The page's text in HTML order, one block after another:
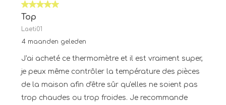
5 van 5 sterren.
Top
Laeti01
4 maanden geleden
J'ai acheté ce thermomètre et il est vraiment super,
je peux même contrôler la température des pièces
de la maison afin d'être sûr qu'elles ne soient pas
trop chaudes ou trop froides. Je recommande